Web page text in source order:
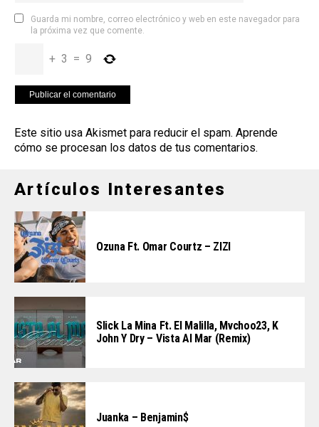
Guarda mi nombre, correo electrónico y web en este navegador para
la próxima vez que comente.
+ 3 = 9
Este sitio usa Akismet para reducir el spam. Aprende
cómo se procesan los datos de tus comentarios.
Artículos Interesantes
Ozuna Ft. Omar Courtz – ZIZI
Slick La Mina Ft. El Malilla, Mvchoo23, K
John Y Dry – Vista Al Mar (Remix)
Juanka – Benjamin$